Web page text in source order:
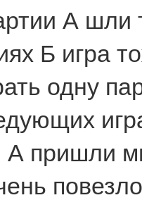
А
Б игра
одну
А пришли